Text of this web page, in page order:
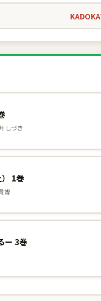
しづき
1巻
博
ー 3巻